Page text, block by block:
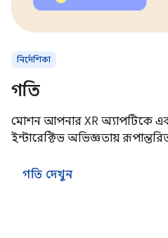
নির্দেশিকা
গতি
মোশন আপনার XR অ্যাপটিকে
ইন্টারেক্টিভ অভিজ্ঞতায়
গতি দেখুন